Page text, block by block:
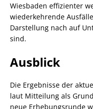
Wiesbaden effizienter
wiederkehrende
Darstellung nach auf
sind.
Ausblick
Die Ergebnisse der
laut Mitteilung als
neue Erhebungsrunde